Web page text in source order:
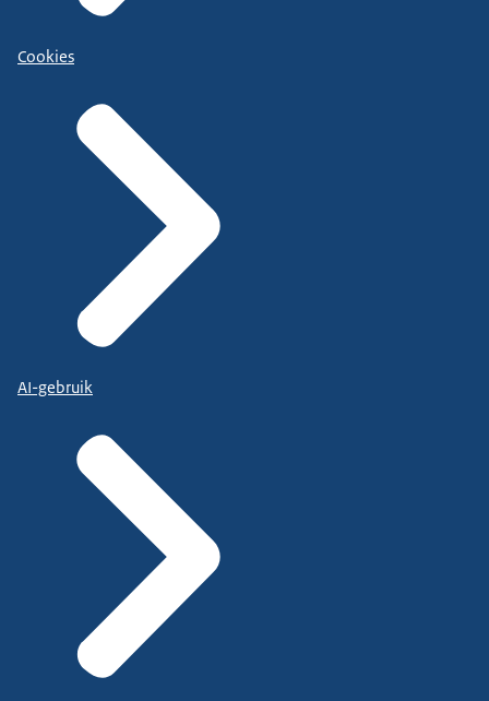
Cookies
AI-gebruik